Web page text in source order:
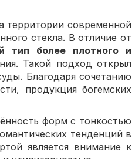
территории современной
стекла. В отличие от
тип более плотного и
Такой подход открыл
Благодаря сочетанию
продукция богемских
форм с тонкостью
тенденций в
является внимание к